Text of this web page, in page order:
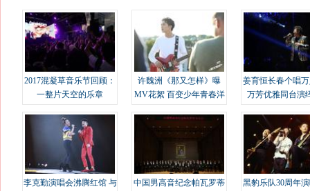
2017混凝草音乐节回顾：
一整片天空的乐章
许魏洲《那又怎样》曝
MV花絮 百变少年青春洋
姜育恒长春个唱
万芳优雅同台演
李克勤演唱会沸腾红馆 与
中国男高音纪念帕瓦罗蒂
黑豹乐队30周年